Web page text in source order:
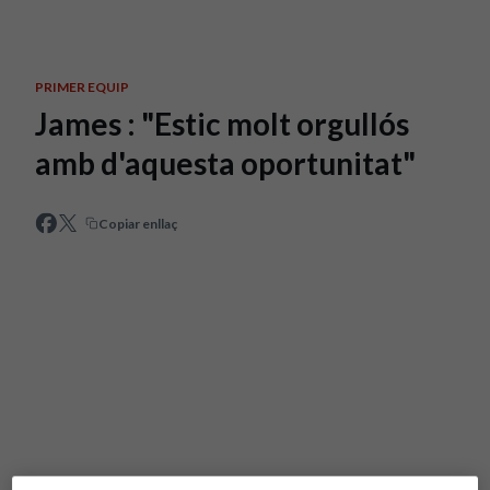
PRIMER EQUIP
James : "Estic molt orgullós
amb d'aquesta oportunitat"
Copiar enllaç